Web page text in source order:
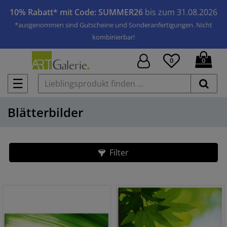
10% Rabatt* mit Code: SUMMER26 bis zum 31.08.2026
*ausgenommen sind Gutscheine und Sonderanfertigungen. Nicht
kombinierbar!
☰
0 0
Blätterbilder
Filter